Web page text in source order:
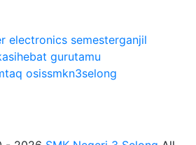
electronics semesterganjil
gurutamu
osissmkn3selong